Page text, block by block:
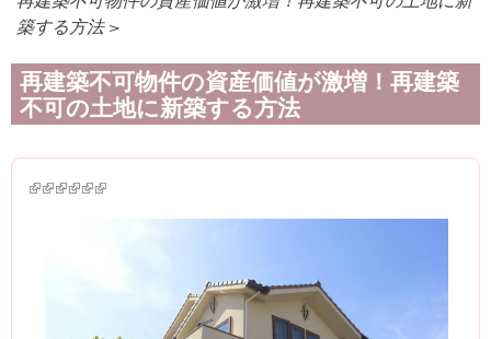
築する方法 >
再建築不可物件の資産価値が激増！再建築
不可の土地に新築する方法
(link is external)
(link is external)
(link is external)
(link is external)
(link is external)
(link is external)